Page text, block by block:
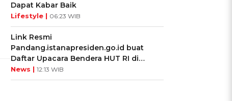
Dapat Kabar Baik
Lifestyle | 06:23 WIB
Link Resmi
Pandang.istanapresiden.go.id buat
Daftar Upacara Bendera HUT RI di
Istana Negara
News | 12:13 WIB